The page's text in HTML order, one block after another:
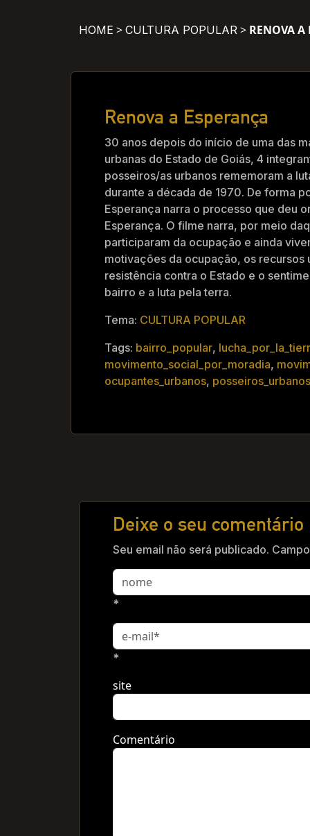
HOME > CULTURA POPULAR > RENOVA A
Renova a Esperança
30 anos depois do início de uma das
urbanas do Estado de Goiás, 4
posseiros/as urbanos rememoram a
durante a década de 1970. De forma
Esperança narra o processo que deu
Esperança. O filme narra, por meio
participaram da ocupação e ainda
motivações da ocupação, os recursos
resistência contra o Estado e o
bairro e a luta pela terra.
Tema: CULTURA POPULAR
Tags: bairro_popular,
movimento_social_por_moradia,
ocupantes_urbanos, posseiros_urbanos
Deixe o seu comentário
Seu email não será publicado.
*
*
site
Comentário